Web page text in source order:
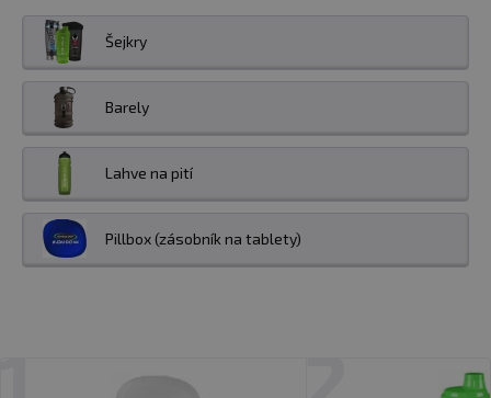
Šejkry
Barely
Lahve na pití
Pillbox (zásobník na tablety)